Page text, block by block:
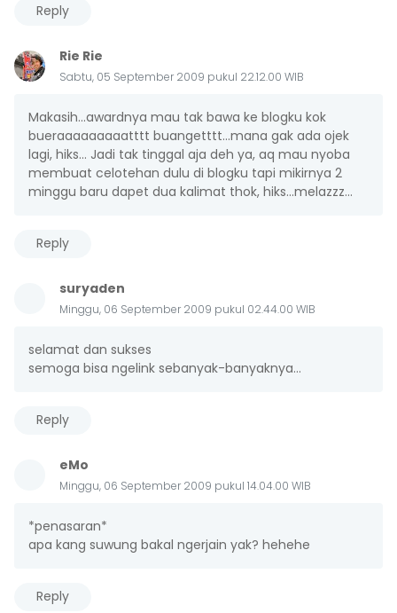
Reply
Rie Rie
Sabtu, 05 September 2009 pukul 22.12.00 WIB
Makasih...awardnya mau tak bawa ke blogku kok
bueraaaaaaaaatttt buangetttt...mana gak ada ojek
lagi, hiks... Jadi tak tinggal aja deh ya, aq mau nyoba
membuat celotehan dulu di blogku tapi mikirnya 2
minggu baru dapet dua kalimat thok, hiks...melazzz...
Reply
suryaden
Minggu, 06 September 2009 pukul 02.44.00 WIB
selamat dan sukses
semoga bisa ngelink sebanyak-banyaknya...
Reply
eMo
Minggu, 06 September 2009 pukul 14.04.00 WIB
*penasaran*
apa kang suwung bakal ngerjain yak? hehehe
Reply